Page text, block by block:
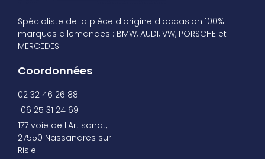
Spécialiste de la pièce d'origine d'occasion 100%
marques allemandes : BMW, AUDI, VW, PORSCHE et
MERCEDES.
Coordonnées
02 32 46 26 88
06 25 31 24 69
177 voie de l'Artisanat,
27550 Nassandres sur
Risle